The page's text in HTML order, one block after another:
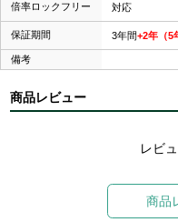
倍率ロックフリー 対応
保証期間 3年間+2年（5
備考
商品レビュー
レビ
商品